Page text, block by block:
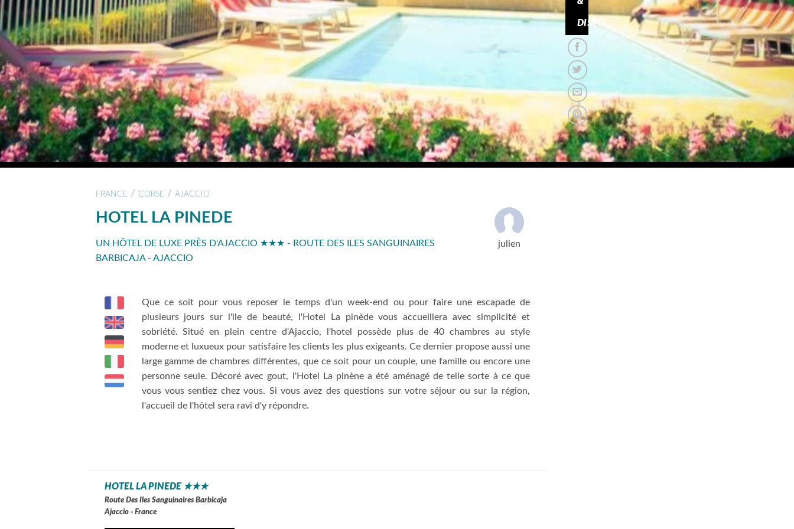
FRANCE / CORSE / AJACCIO
HOTEL LA PINEDE
UN HÔTEL DE LUXE PRÈS D'AJACCIO ★★★ - ROUTE DES ILES SANGUINAIRES
BARBICAJA - AJACCIO
julien
Que ce soit pour vous reposer le temps d'un week-end ou pour faire une escapade de
plusieurs jours sur l'ile de beauté, l'Hotel La pinède vous accueillera avec simplicité et
sobriété. Situé en plein centre d'Ajaccio, l'hotel possède plus de 40 chambres au style
moderne et luxueux pour satisfaire les clients les plus exigeants. Ce dernier propose aussi une
large gamme de chambres différentes, que ce soit pour un couple, une famille ou encore une
personne seule.
Décoré avec gout, l'Hotel La pinène a été aménagé de telle sorte à ce que
vous vous sentiez chez vous. Si vous avez des questions sur votre séjour ou sur la région,
l'accueil de l'hôtel sera ravi d'y répondre.
HOTEL LA PINEDE ★★★
Route Des Iles Sanguinaires Barbicaja
Ajaccio - France
DISPO